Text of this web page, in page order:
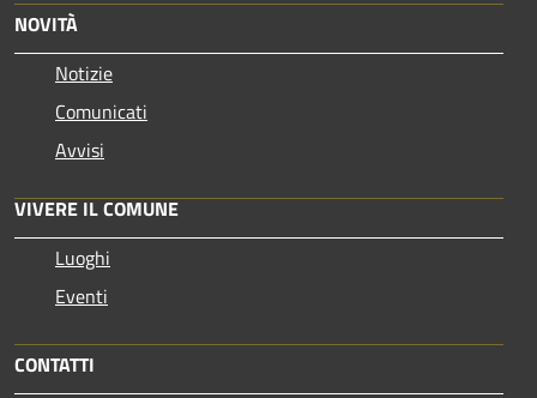
NOVITÀ
Notizie
Comunicati
Avvisi
VIVERE IL COMUNE
Luoghi
Eventi
CONTATTI